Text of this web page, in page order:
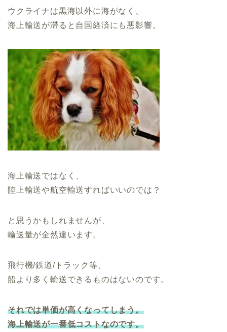
ウクライナは黒海以外に海がなく、
海上輸送が滞ると自国経済にも悪影響。
海上輸送ではなく、
陸上輸送や航空輸送すればいいのでは？
と思うかもしれませんが、
輸送量が全然違います。
飛行機/鉄道/トラック等、
船より多く輸送できるものはないのです。
それでは単価が高くなってしまう。
海上輸送が一番低コストなのです。